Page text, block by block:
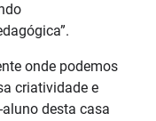
onde podemos
criatividade e
desta casa